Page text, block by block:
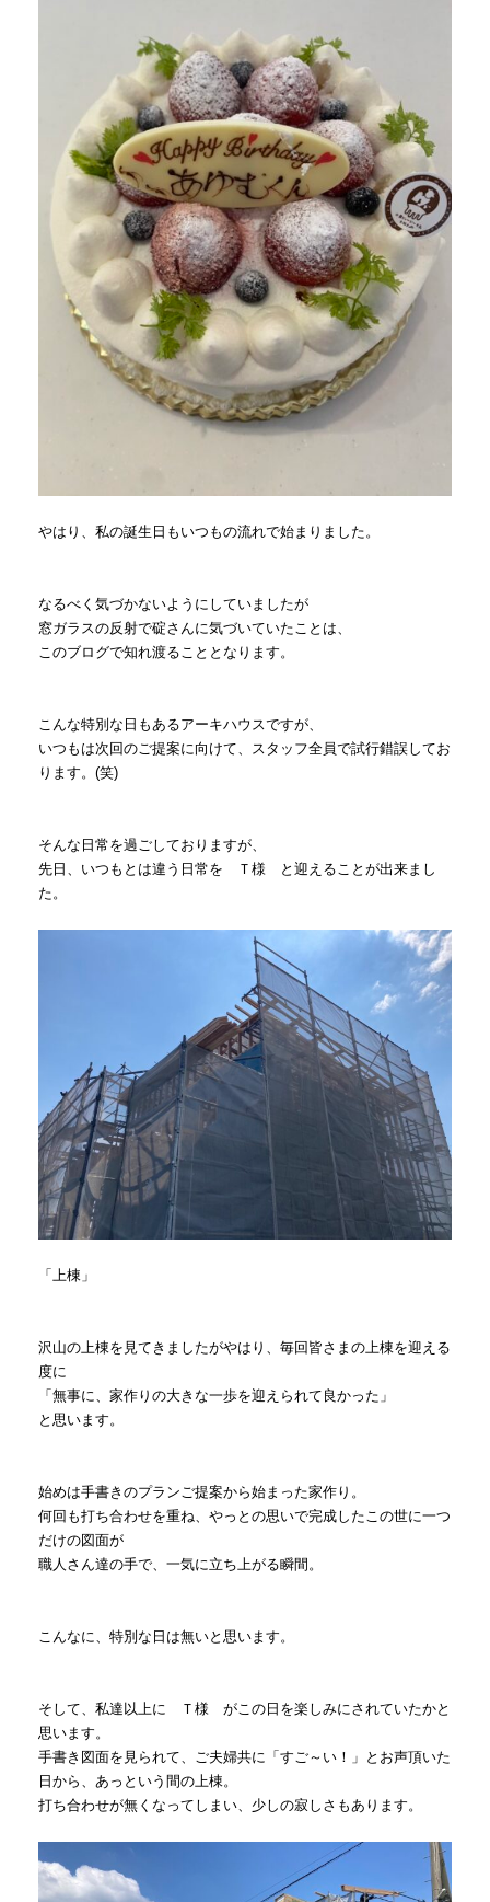
やはり、私の誕生日もいつもの流れで始まりました。
なるべく気づかないようにしていましたが
窓ガラスの反射で碇さんに気づいていたことは、
このブログで知れ渡ることとなります。
こんな特別な日もあるアーキハウスですが、
いつもは次回のご提案に向けて、スタッフ全員で試行錯誤してお
ります。(笑)
そんな日常を過ごしておりますが、
先日、いつもとは違う日常を Ｔ様 と迎えることが出来まし
た。
「上棟」
沢山の上棟を見てきましたがやはり、毎回皆さまの上棟を迎える
度に
「無事に、家作りの大きな一歩を迎えられて良かった」
と思います。
始めは手書きのプランご提案から始まった家作り。
何回も打ち合わせを重ね、やっとの思いで完成したこの世に一つ
だけの図面が
職人さん達の手で、一気に立ち上がる瞬間。
こんなに、特別な日は無いと思います。
そして、私達以上に Ｔ様 がこの日を楽しみにされていたかと
思います。
手書き図面を見られて、ご夫婦共に「すご～い！」とお声頂いた
日から、あっという間の上棟。
打ち合わせが無くなってしまい、少しの寂しさもあります。